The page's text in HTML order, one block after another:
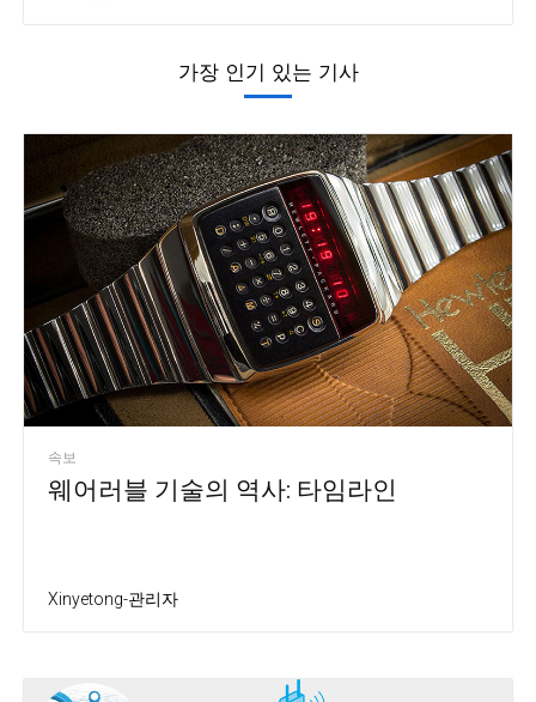
가장 인기 있는 기사
속보
웨어러블 기술의 역사: 타임라인
Xinyetong-관리자